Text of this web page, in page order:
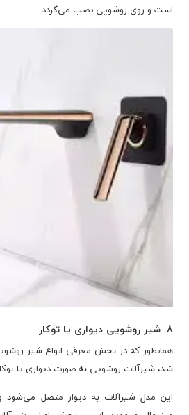
است و روی روشویی نصب می‌گردد.
8. شیر روشویی دیواری یا توکار
همانطور که در بخش معرفی انواع شیر
شد، شیرآلات روشویی به صورت دیواری یا
این مدل شیرآلات به دیوار متصل